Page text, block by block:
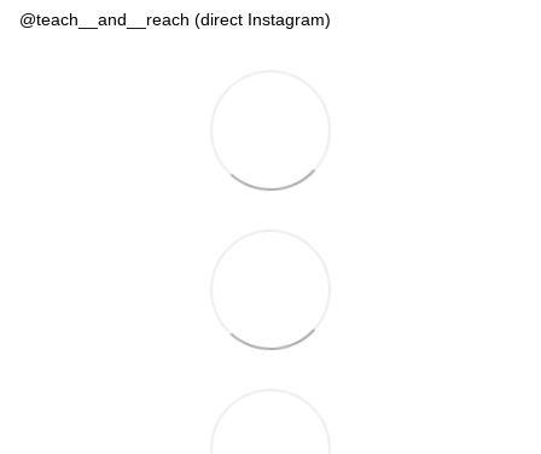
@teach__and__reach (direct Instagram)